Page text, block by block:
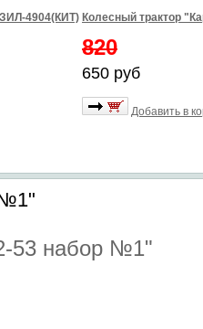
4904(КИТ) Колесный трактор
820
650 руб
Добавить в
№1"
53 набор №1"